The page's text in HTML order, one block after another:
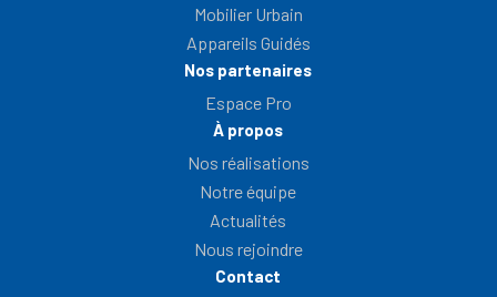
Mobilier Urbain
Appareils Guidés
Nos partenaires
Espace Pro
À propos
Nos réalisations
Notre équipe
Actualités
Nous rejoindre
Contact